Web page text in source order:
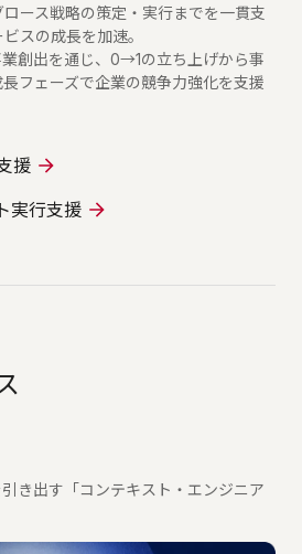
ース戦略の策定・実行までを一貫支
スの成長を加速。
創出を通じ、0→1の立ち上げから事
フェーズで企業の競争力強化を支援
援
実行支援
き出す「コンテキスト・エンジニア